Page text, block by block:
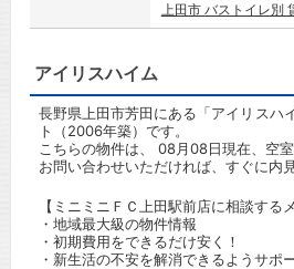
上田市 バストイレ別
アイリスハイム
長野県上田市芳田にある「アイリスハ
ト（2006年築）です。
こちらの物件は、 08月08日現在、空室
お問い合わせいただければ、すぐに内
【ミニミニＦＣ上田駅前店に相談する
・地域最大級の物件情報
・初期費用をできるだけ安く！
・新生活の不安を解消できるようサポ